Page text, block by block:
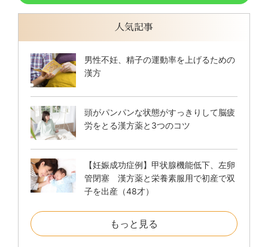
人気記事
男性不妊、精子の運動率を上げるための
漢方
頭がパンパンな状態がすっきりして脳疲
労をとる漢方薬と3つのコツ
【妊娠成功症例】甲状腺機能低下、左卵
管閉塞 漢方薬と栄養素服用で初産で双
子を出産（48才）
もっと見る